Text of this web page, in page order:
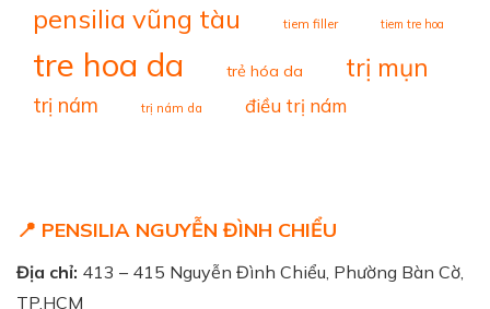
pensilia vũng tàu tiem filler tiem tre hoa
tre hoa da trẻ hóa da trị mụn
trị nám trị nám da điều trị nám
📍 PENSILIA NGUYỄN ĐÌNH CHIỂU
Địa chỉ: 413 – 415 Nguyễn Đình Chiểu, Phường Bàn Cờ,
TP.HCM